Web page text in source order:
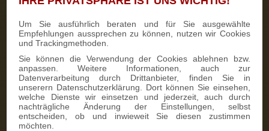
Um Sie ausführlich beraten und für Sie ausgewählte
Empfehlungen aussprechen zu können, nutzen wir Cookies
und Trackingmethoden.
Sie können die Verwendung der Cookies ablehnen bzw.
anpassen. Weitere Informationen, auch zur
Datenverarbeitung durch Drittanbieter, finden Sie in
unserern Datenschutzerklärung. Dort können Sie einsehen,
welche Dienste wir einsetzen und jederzeit, auch durch
nachträgliche Änderung der Einstellungen, selbst
entscheiden, ob und inwieweit Sie diesen zustimmen
möchten.
333 Bewertungen
700g Feinster Mohnstriezel
im Geschenkkarton
15,90 €
ZUM PRODUKT
187 Bewertungen
1000g Dresdner Stollen® in
25,50 €
ZUM PRODUKT